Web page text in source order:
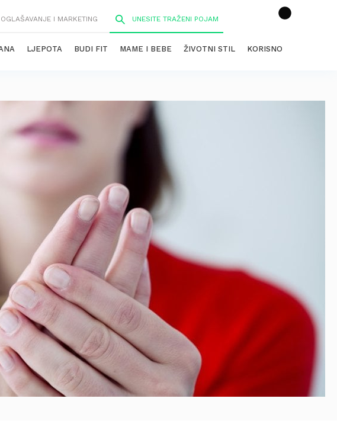
OGLAŠAVANJE I MARKETING
LJEPOTA BUDI FIT MAME I BEBE ŽIVOTNI STIL KORISNO